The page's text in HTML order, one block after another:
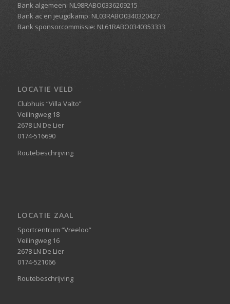
Bank algemeen: NL98RABO0336209215
Bank ac en jeugdkamp: NL03RABO0340320427
Bank sponsorcommissie: NL61RABO0340353333
LOCATIE VELD
Clubhuis “Villa Valto”
Veilingweg 18
2678 LN De Lier
0174-516690
Routebeschrijving
LOCATIE ZAAL
Sportcentrum “Vreeloo”
Veilingweg 16
2678 LN De Lier
0174-521066
Routebeschrijving